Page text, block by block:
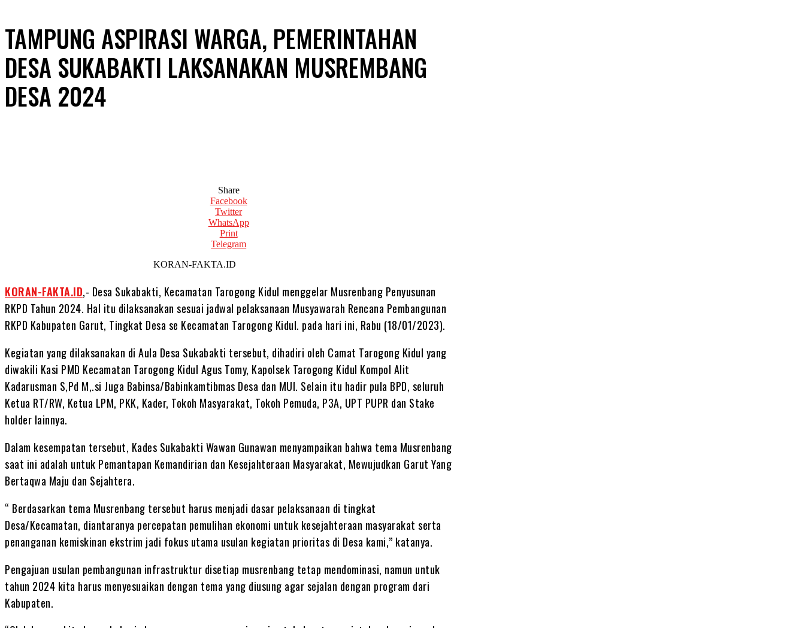
TAMPUNG ASPIRASI WARGA, PEMERINTAHAN
DESA SUKABAKTI LAKSANAKAN MUSREMBANG
DESA 2024
Share
Facebook
Twitter
WhatsApp
Print
Telegram
KORAN-FAKTA.ID
KORAN-FAKTA.ID,- Desa Sukabakti, Kecamatan Tarogong Kidul menggelar Musrenbang Penyusunan
RKPD Tahun 2024. Hal itu dilaksanakan sesuai jadwal pelaksanaan Musyawarah Rencana Pembangunan
RKPD Kabupaten Garut, Tingkat Desa se Kecamatan Tarogong Kidul. pada hari ini, Rabu (18/01/2023).
Kegiatan yang dilaksanakan di Aula Desa Sukabakti tersebut, dihadiri oleh Camat Tarogong Kidul yang
diwakili Kasi PMD Kecamatan Tarogong Kidul Agus Tomy, Kapolsek Tarogong Kidul Kompol Alit
Kadarusman S,Pd M,.si Juga Babinsa/Babinkamtibmas Desa dan MUI. Selain itu hadir pula BPD, seluruh
Ketua RT/RW, Ketua LPM, PKK, Kader, Tokoh Masyarakat, Tokoh Pemuda, P3A, UPT PUPR dan Stake
holder lainnya.
Dalam kesempatan tersebut, Kades Sukabakti Wawan Gunawan menyampaikan bahwa tema Musrenbang
saat ini adalah untuk Pemantapan Kemandirian dan Kesejahteraan Masyarakat, Mewujudkan Garut Yang
Bertaqwa Maju dan Sejahtera.
“ Berdasarkan tema Musrenbang tersebut harus menjadi dasar pelaksanaan di tingkat
Desa/Kecamatan, diantaranya percepatan pemulihan ekonomi untuk kesejahteraan masyarakat serta
penanganan kemiskinan ekstrim jadi fokus utama usulan kegiatan prioritas di Desa kami,” katanya.
Pengajuan usulan pembangunan infrastruktur disetiap musrenbang tetap mendominasi, namun untuk
tahun 2024 kita harus menyesuaikan dengan tema yang diusung agar sejalan dengan program dari
Kabupaten.